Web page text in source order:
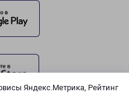
Яндекс.Метрика, Рейтинг